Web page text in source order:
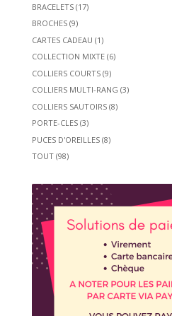
BRACELETS (17)
BROCHES (9)
CARTES CADEAU (1)
COLLECTION MIXTE (6)
COLLIERS COURTS (9)
COLLIERS MULTI-RANG (3)
COLLIERS SAUTOIRS (8)
PORTE-CLES (3)
PUCES D'OREILLES (8)
TOUT (98)